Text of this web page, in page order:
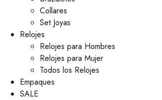
Collares
Set Joyas
Relojes
Relojes para Hombres
Relojes para Mujer
Todos los Relojes
Empaques
SALE